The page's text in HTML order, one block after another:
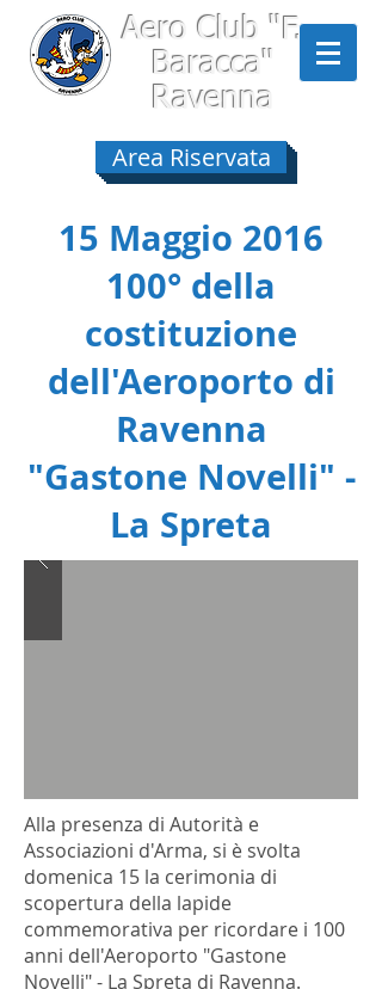
Aero Club "F.
Baracca"
Ravenna
Area Riservata
15 Maggio 2016
100° della
costituzione
dell'Aeroporto di
Ravenna
"Gastone Novelli" -
La Spreta
Alla presenza di Autorità e
Associazioni d'Arma, si è svolta
domenica 15 la cerimonia di
scopertura della lapide
commemorativa per ricordare i 100
anni dell'Aeroporto "Gastone
Novelli" - La Spreta di Ravenna.